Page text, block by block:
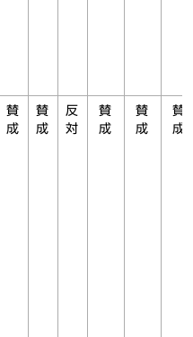
賛
成
賛
成
反
対
賛
成
賛
成
賛
成